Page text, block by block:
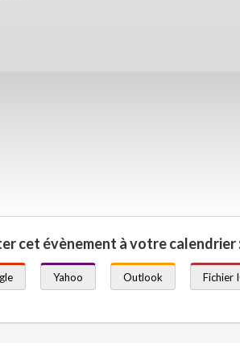
cet évènement à votre calendrier
Yahoo Outlook Fichier